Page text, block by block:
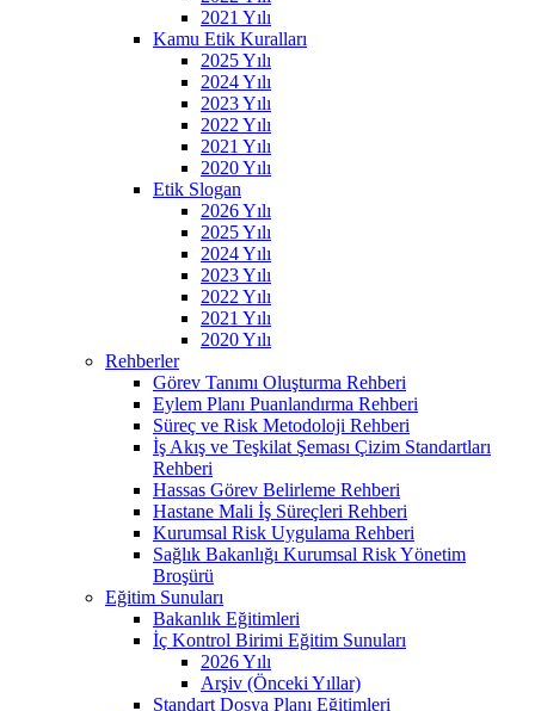
2021 Yılı
Kamu Etik Kuralları
2025 Yılı
2024 Yılı
2023 Yılı
2022 Yılı
2021 Yılı
2020 Yılı
Etik Slogan
2026 Yılı
2025 Yılı
2024 Yılı
2023 Yılı
2022 Yılı
2021 Yılı
2020 Yılı
Rehberler
Görev Tanımı Oluşturma Rehberi
Eylem Planı Puanlandırma Rehberi
Süreç ve Risk Metodoloji Rehberi
İş Akış ve Teşkilat Şeması Çizim Standartları
Rehberi
Hassas Görev Belirleme Rehberi
Hastane Mali İş Süreçleri Rehberi
Kurumsal Risk Uygulama Rehberi
Sağlık Bakanlığı Kurumsal Risk Yönetim
Broşürü
Eğitim Sunuları
Bakanlık Eğitimleri
İç Kontrol Birimi Eğitim Sunuları
2026 Yılı
Arşiv (Önceki Yıllar)
Standart Dosya Planı Eğitimleri